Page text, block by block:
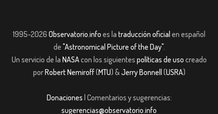
1995-2026 Observatorio.info es la traducción oficial en español
de "Astronomical Picture of the Day".
Un servicio de la NASAcon los siguientes políticas de uso creado
porRobert Nemiroff(MTU) &Jerry Bonnell (USRA)
Donaciones | Comentarios y sugerencias:
sugerencias@observatorio.info